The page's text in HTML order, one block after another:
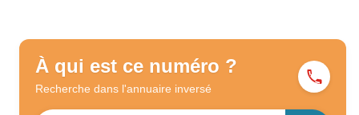
À qui est ce numéro ?
Recherche dans l'annuaire inversé